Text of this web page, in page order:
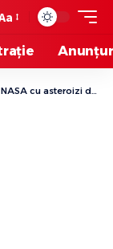
declanșează o avalanșă surpriză de bolovani spațiali